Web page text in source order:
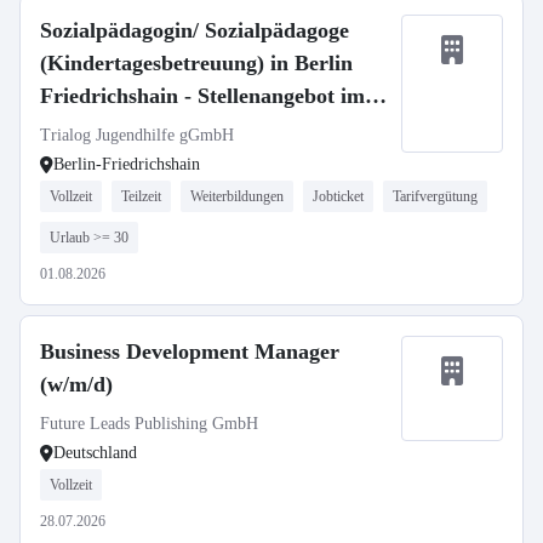
Sozialpädagogin/ Sozialpädagoge
(Kindertagesbetreuung) in Berlin
Friedrichshain - Stellenangebot im
Stellenmarkt Bildung
Trialog Jugendhilfe gGmbH
Berlin-Friedrichshain
Vollzeit Teilzeit Weiterbildungen Jobticket Tarifvergütung
Urlaub >= 30
01.08.2026
Business Development Manager
(w/m/d)
Future Leads Publishing GmbH
Deutschland
Vollzeit
28.07.2026